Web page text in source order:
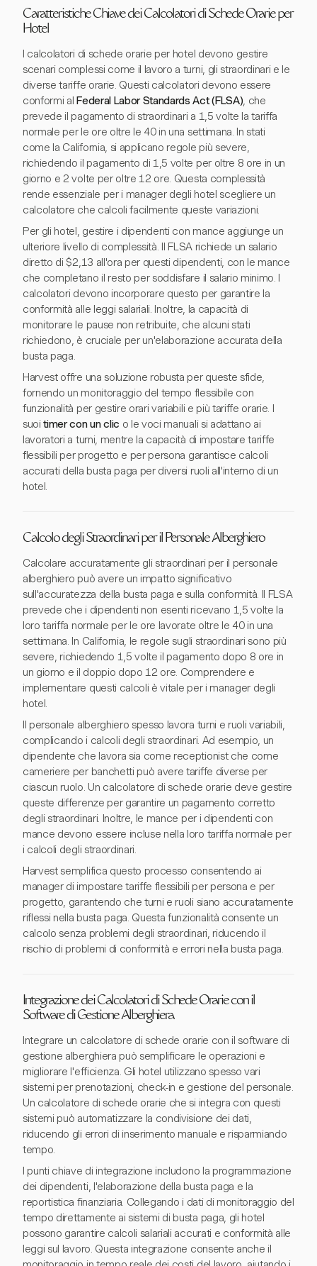
Caratteristiche Chiave dei Calcolatori di Schede Orarie per
Hotel
I calcolatori di schede orarie per hotel devono gestire
scenari complessi come il lavoro a turni, gli straordinari e le
diverse tariffe orarie. Questi calcolatori devono essere
conformi alFederal Labor Standards Act (FLSA), che
prevede il pagamento di straordinari a 1,5 volte la tariffa
normale per le ore oltre le 40 in una settimana. In stati
come la California, si applicano regole più severe,
richiedendo il pagamento di 1,5 volte per oltre 8 ore in un
giorno e 2 volte per oltre 12 ore. Questa complessità
rende essenziale per i manager degli hotel scegliere un
calcolatore che calcoli facilmente queste variazioni.
Per gli hotel, gestire i dipendenti con mance aggiunge un
ulteriore livello di complessità. Il FLSA richiede un salario
diretto di $2,13 all'ora per questi dipendenti, con le mance
che completano il resto per soddisfare il salario minimo. I
calcolatori devono incorporare questo per garantire la
conformità alle leggi salariali. Inoltre, la capacità di
monitorare le pause non retribuite, che alcuni stati
richiedono, è cruciale per un'elaborazione accurata della
busta paga.
Harvest offre una soluzione robusta per queste sfide,
fornendo un monitoraggio del tempo flessibile con
funzionalità per gestire orari variabili e più tariffe orarie. I
suoitimer con un clic o le voci manuali si adattano ai
lavoratori a turni, mentre la capacità di impostare tariffe
flessibili per progetto e per persona garantisce calcoli
accurati della busta paga per diversi ruoli all'interno di un
hotel.
Calcolo degli Straordinari per il Personale Alberghiero
Calcolare accuratamente gli straordinari per il personale
alberghiero può avere un impatto significativo
sull'accuratezza della busta paga e sulla conformità. Il FLSA
prevede che i dipendenti non esenti ricevano 1,5 volte la
loro tariffa normale per le ore lavorate oltre le 40 in una
settimana. In California, le regole sugli straordinari sono più
severe, richiedendo 1,5 volte il pagamento dopo 8 ore in
un giorno e il doppio dopo 12 ore. Comprendere e
implementare questi calcoli è vitale per i manager degli
hotel.
Il personale alberghiero spesso lavora turni e ruoli variabili,
complicando i calcoli degli straordinari. Ad esempio, un
dipendente che lavora sia come receptionist che come
cameriere per banchetti può avere tariffe diverse per
ciascun ruolo. Un calcolatore di schede orarie deve gestire
queste differenze per garantire un pagamento corretto
degli straordinari. Inoltre, le mance per i dipendenti con
mance devono essere incluse nella loro tariffa normale per
i calcoli degli straordinari.
Harvest semplifica questo processo consentendo ai
manager di impostare tariffe flessibili per persona e per
progetto, garantendo che turni e ruoli siano accuratamente
riflessi nella busta paga. Questa funzionalità consente un
calcolo senza problemi degli straordinari, riducendo il
rischio di problemi di conformità e errori nella busta paga.
Integrazione dei Calcolatori di Schede Orarie con il
Software di Gestione Alberghiera
Integrare un calcolatore di schede orarie con il software di
gestione alberghiera può semplificare le operazioni e
migliorare l'efficienza. Gli hotel utilizzano spesso vari
sistemi per prenotazioni, check-in e gestione del personale.
Un calcolatore di schede orarie che si integra con questi
sistemi può automatizzare la condivisione dei dati,
riducendo gli errori di inserimento manuale e risparmiando
tempo.
I punti chiave di integrazione includono la programmazione
dei dipendenti, l'elaborazione della busta paga e la
reportistica finanziaria. Collegando i dati di monitoraggio del
tempo direttamente ai sistemi di busta paga, gli hotel
possono garantire calcoli salariali accurati e conformità alle
leggi sul lavoro. Questa integrazione consente anche il